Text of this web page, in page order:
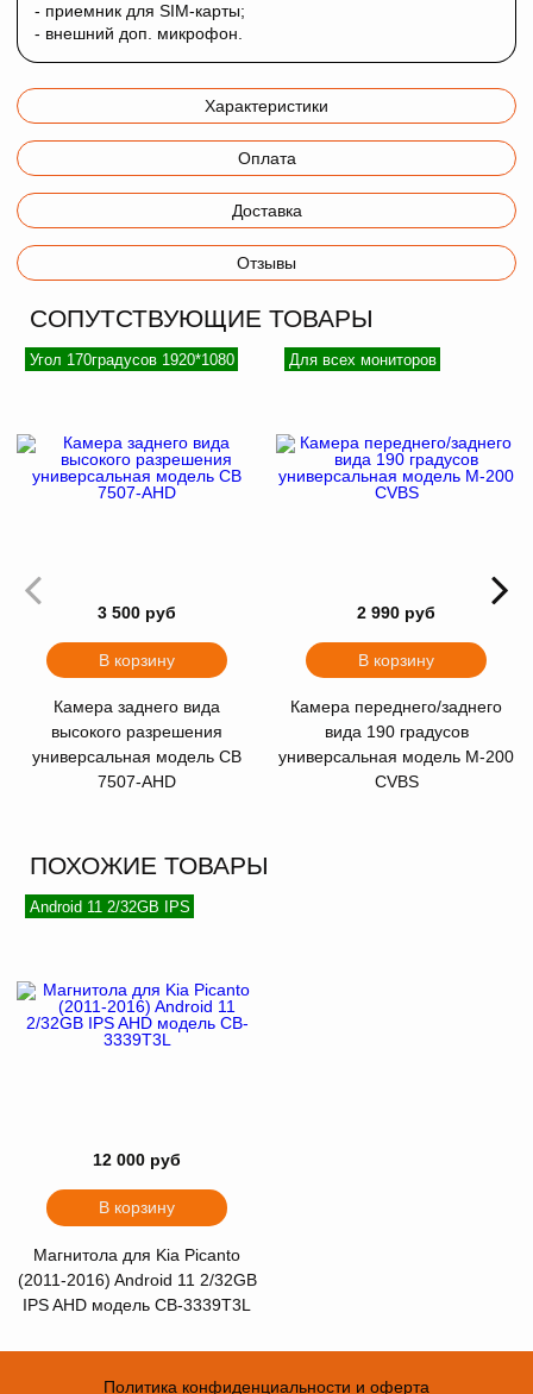
- приемник для SIM-карты;
- внешний доп. микрофон.
Характеристики
Оплата
Доставка
Отзывы
СОПУТСТВУЮЩИЕ ТОВАРЫ
Угол 170градусов 1920*1080
3 500 руб
В корзину
Камера заднего вида
высокого разрешения
универсальная модель CB
7507-AHD
Для всех мониторов
2 990 руб
В корзину
Камера переднего/заднего
вида 190 градусов
универсальная модель M-200
CVBS
ПОХОЖИЕ ТОВАРЫ
Android 11 2/32GB IPS
12 000 руб
В корзину
Магнитола для Kia Picanto
(2011-2016) Android 11 2/32GB
IPS AHD модель CB-3339T3L
Политика конфиденциальности и оферта